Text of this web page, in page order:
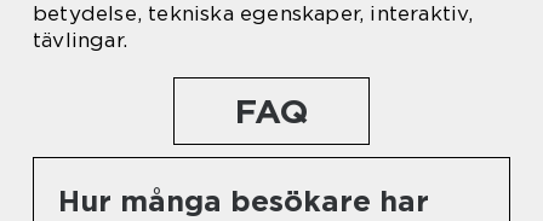
betydelse, tekniska egenskaper, interaktiv,
tävlingar.
FAQ
Hur många besökare har